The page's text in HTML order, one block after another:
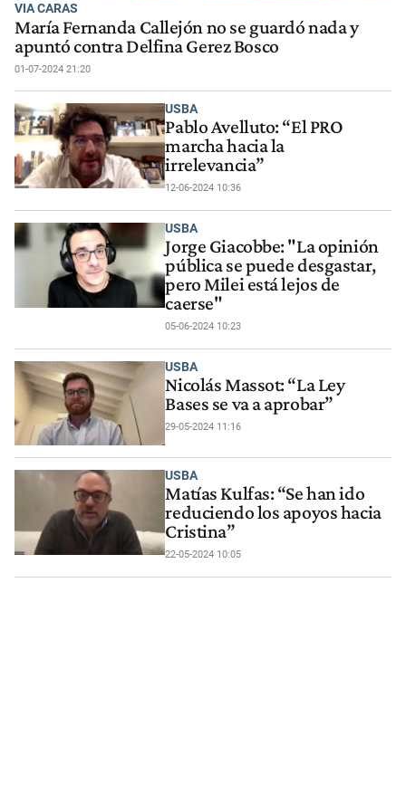
VIA CARAS
María Fernanda Callejón no se guardó nada y
apuntó contra Delfina Gerez Bosco
01-07-2024 21:20
USBA
Pablo Avelluto: “El PRO
marcha hacia la
irrelevancia”
12-06-2024 10:36
USBA
Jorge Giacobbe: "La opinión
pública se puede desgastar,
pero Milei está lejos de
caerse"
05-06-2024 10:23
USBA
Nicolás Massot: “La Ley
Bases se va a aprobar”
29-05-2024 11:16
USBA
Matías Kulfas: “Se han ido
reduciendo los apoyos hacia
Cristina”
22-05-2024 10:05